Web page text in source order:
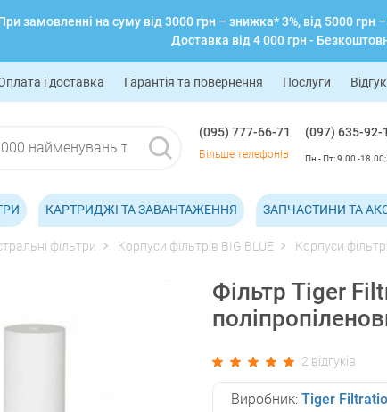
замовленні на суму від 3000 грн – знижка* 3%, від 5000 грн –
Доставка від 4 000 грн -
і доставка Гарантія та повернення Послуги
(095) 777-66-71
Більше телефонів
(097) 635-92-
Пн - Пт: 9.00 -
КАРТРИДЖІ ТА ЗАВАНТАЖЕННЯ ЗАПЧАСТИНИ ТА
фільтри Корпуси фільтрів BIG BLUE Корпуси
Фільтр Tiger
2 відгуків
Виробник: Tiger